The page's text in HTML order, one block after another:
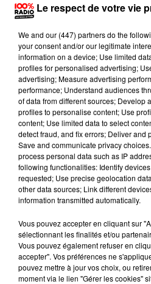
Lecture (4 min 25 sec)
100%
100% Radio les infos du Lot
28 mai 2024 - 4 min 25 sec
LES INFOS DU LOT DU
Le respect de votre vie
We and our (447) partnersdo the
your consent and/or our legitimate
information on a device; Use limited
profiles for personalised advertising;
advertising; Measure advertising
performance; Understand audiences
of data from different sources; Develop
profiles to personalise content; Use
content; Use limited data to select
detect fraud, and fix errors; Deliver and
Save and communicate privacy
process personal data such as IP
following functionalities: Identify
requested; Use precise geolocation
other data sources; Link different
information transmitted automatically.
Vous pouvez accepter en cliquant sur
sélectionnant les finalités et/ou
Vous pouvez également refuser en
accepter". Vos préférences ne
pouvez mettre à jour vos choix, ou
moment via le lien "Gérer les cookies"